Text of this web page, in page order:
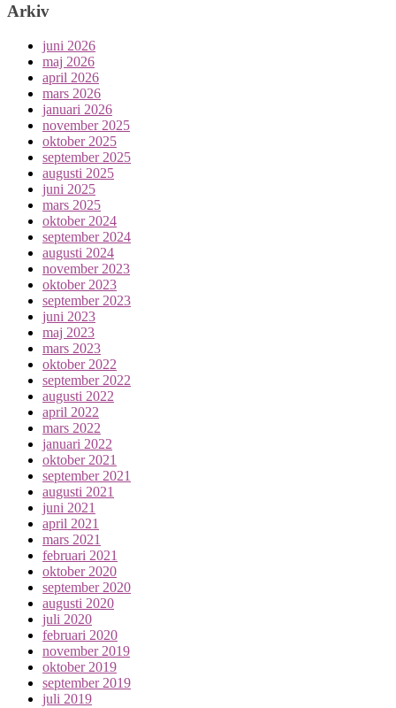
Arkiv
juni 2026
maj 2026
april 2026
mars 2026
januari 2026
november 2025
oktober 2025
september 2025
augusti 2025
juni 2025
mars 2025
oktober 2024
september 2024
augusti 2024
november 2023
oktober 2023
september 2023
juni 2023
maj 2023
mars 2023
oktober 2022
september 2022
augusti 2022
april 2022
mars 2022
januari 2022
oktober 2021
september 2021
augusti 2021
juni 2021
april 2021
mars 2021
februari 2021
oktober 2020
september 2020
augusti 2020
juli 2020
februari 2020
november 2019
oktober 2019
september 2019
juli 2019